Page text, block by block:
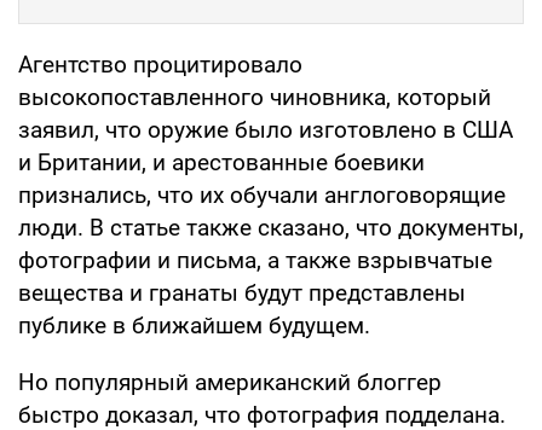
Агентство процитировало
высокопоставленного чиновника, который
заявил, что оружие было изготовлено в США
и Британии, и арестованные боевики
признались, что их обучали англоговорящие
люди. В статье также сказано, что документы,
фотографии и письма, а также взрывчатые
вещества и гранаты будут представлены
публике в ближайшем будущем.
Но популярный американский блоггер
быстро доказал, что фотография подделана.